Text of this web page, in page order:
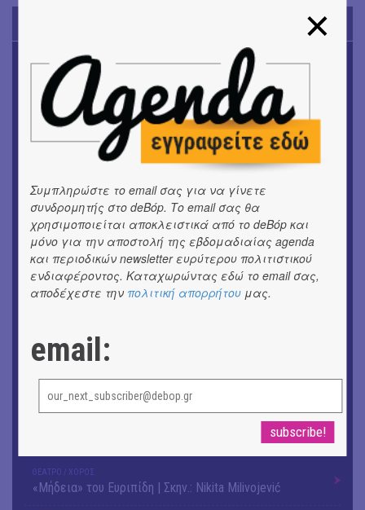
16o Samos Young Artists Festival
ΜΟΥΣΙΚΗ
Το 6ο Kournos Music Festival στη Λήμνο
λαού
ΕΙΚΑΣΤΙΚΑ
Ομαδική έκθεση | Προσωρινά για Πάντα
ΕΙΚΑΣΤΙΚΑ
Αργύρης Ραλλιάς | Λιτανεία
Θανάσης Λάλας-Κώστας Τσόκλης - Συνομιλώντας με
ΚΙΝ/ΦΟΣ
Οι γαλλικές ταινίες του 16ου Athens Open Air Film
ΘΕΑΤΡΟ / ΧΟΡΟΣ
«Μήδεια» του Ευριπίδη | Σκην.: Nikita Milivojević
Συμπληρώστε το email σας για να γίνετε
συνδρομητής στο deBόp. Το email σας θα
χρησιμοποιείται αποκλειστικά από το deBόp και
μόνο για την αποστολή της εβδομαδιαίας agenda
και περιοδικών newsletter ευρύτερου πολιτιστικού
ενδιαφέροντος. Καταχωρώντας εδώ το email σας,
αποδέχεστε την πολιτική απορρήτου μας.
email: